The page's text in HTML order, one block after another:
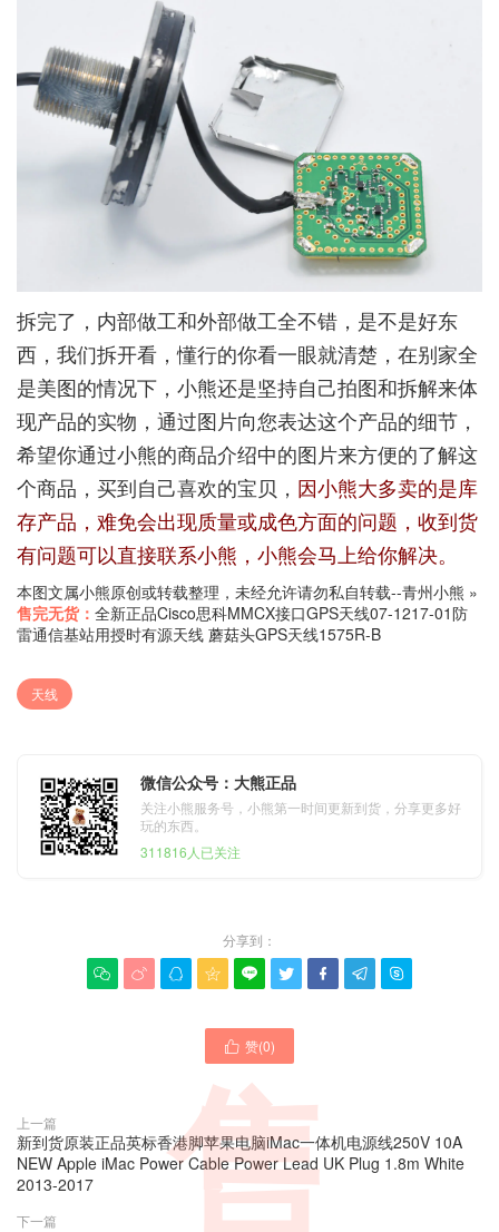
拆完了，内部做工和外部做工全不错，是不是好东
西，我们拆开看，懂行的你看一眼就清楚，在别家全
是美图的情况下，小熊还是坚持自己拍图和拆解来体
现产品的实物，通过图片向您表达这个产品的细节，
希望你通过小熊的商品介绍中的图片来方便的了解这
个商品，买到自己喜欢的宝贝， 因小熊大多卖的是库
存产品，难免会出现质量或成色方面的问题，收到货
有问题可以直接联系小熊，小熊会马上给你解决。
本图文属小熊原创或转载整理，未经允许请勿私自转载--青州小熊 »
售完无货： 全新正品Cisco思科MMCX接口GPS天线07-1217-01防
雷通信基站用授时有源天线 蘑菇头GPS天线1575R-B
天线
微信公众号：大熊正品
关注小熊服务号，小熊第一时间更新到货，分享更多好
玩的东西。
311816人已关注
分享到：
        
 赞(0)
上一篇
新到货原装正品英标香港脚苹果电脑iMac一体机电源线250V 10A
NEW Apple iMac Power Cable Power Lead UK Plug 1.8m White
2013-2017
下一篇 售